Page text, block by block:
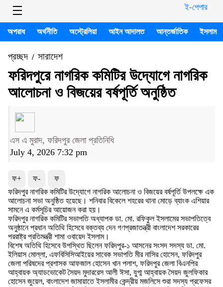
ই-পেপার
অপরাধ অর্থনীতি অস্ট্রেলিয়া আইন আদালত আন্তর্জাতিক ইসলাম
প্রচ্ছদ/ সারাদেশ
ফরিদপুরে নাগরিক কমিটির উদ্যোগে নাগরিক
আলোচনা ও বিজয়ের বর্ষপূর্তি অনুষ্ঠিত
এস এ মুরাদ, ফরিদপুর জেলা প্রতিনিধি
July 4, 2026 7:32 pm
ফ+ ফ-
ফ
ফরিদপুর নাগরিক কমিটির উদ্যোগে নাগরিক আলোচনা ও বিজয়ের বর্ষপূর্তি উপলক্ষে এক
আলোচনা সভা অনুষ্ঠিত হয়েছে। শনিবার বিকেলে শহরের থানা মোড়ে ব্যাংক এশিয়ার
সামনে এ কর্মসূচির আয়োজন করা হয়।
ফরিদপুর নাগরিক কমিটির সভাপতি অধ্যাপক ডা. মো. রফিকুল ইসলামের সভাপতিত্বে
অনুষ্ঠানে প্রধান অতিথি হিসেবে বক্তব্য দেন গণপ্রজাতন্ত্রী বাংলাদেশ সরকারের
পররাষ্ট্র প্রতিমন্ত্রী শামা ওবায়েদ ইসলাম।
বিশেষ অতিথি হিসেবে উপস্থিত ছিলেন ফরিদপুর-১ আসনের সংসদ সদস্য ডা. মো.
ইলিয়াস মোল্লা, এফবিসিসিআইয়ের সাবেক সভাপতি মীর নাসির হোসেন, ফরিদপুর
জেলা পরিষদের প্রশাসক আফজাল হোসেন খান পলাশ, ফরিদপুর জেলা বিএনপির
আহ্বায়ক অ্যাডভোকেট সৈয়দ মুদাররেস আলী ঈসা, যুগ্ম আহ্বায়ক সৈয়দ জুলফিকার
হোসেন জুয়েল, বাংলাদেশ জামায়াতে ইসলামীর কেন্দ্রীয় মজলিসে শুরা সদস্য প্রফেসর